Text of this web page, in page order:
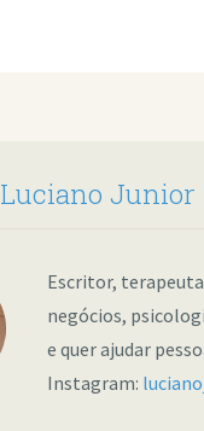
Luciano Junior
Escritor,
negócios,
e quer ajudar
Instagram: